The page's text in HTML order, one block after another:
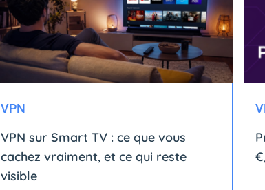
VPN
VPN sur Smart TV : ce que vous
cachez vraiment, et ce qui reste
visible